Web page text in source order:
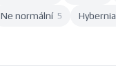
Ne normální 5 Hybernia